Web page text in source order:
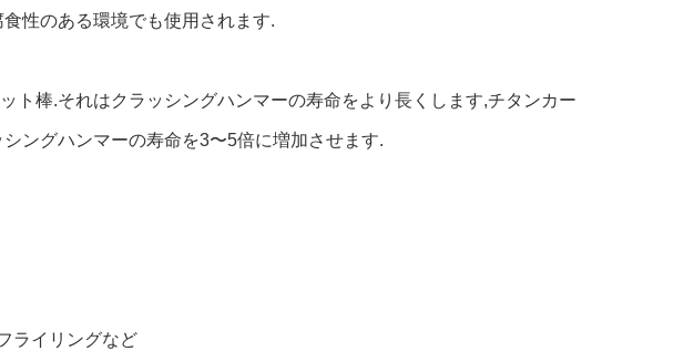
性のある環境でも使用されます.
ト棒.それはクラッシングハンマーの寿命をより長くします,チタンカー
ングハンマーの寿命を3〜5倍に増加させます.
ライリングなど